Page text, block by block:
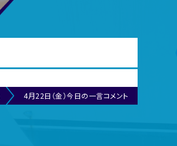
4月22日（金）今日の一言コメント